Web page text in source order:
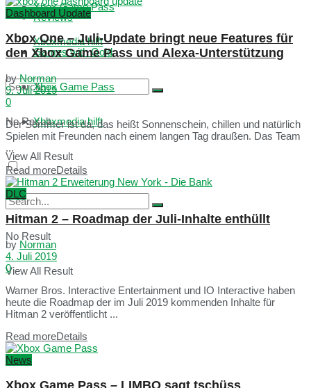
Xbox Game Pass
Xboxmedia hilft
No Result
View All Result
Reviews
Games with Gold
Xbox Game Pass
Xboxmedia hilft
No Result
View All Result
Dashboard Update
Xbox One – Juli-Update bringt neue Features für
den Xbox Game Pass und Alexa-Unterstützung
by Norman
9. Juli 2019
0
Der Sommer ist da, das heißt Sonnenschein, chillen und natürlich
Spielen mit Freunden nach einem langen Tag draußen. Das Team
...
Read moreDetails
DLC
Hitman 2 – Roadmap der Juli-Inhalte enthüllt
by Norman
4. Juli 2019
0
Warner Bros. Interactive Entertainment und IO Interactive haben
heute die Roadmap der im Juli 2019 kommenden Inhalte für
Hitman 2 veröffentlicht ...
Read moreDetails
News
Xbox Game Pass – LIMBO sagt tschüss